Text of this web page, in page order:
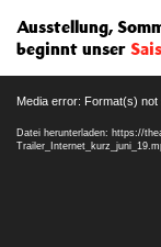
Ausstellung,
beginnt unser
Player
Media error: Format(s)
Datei herunterladen: https://